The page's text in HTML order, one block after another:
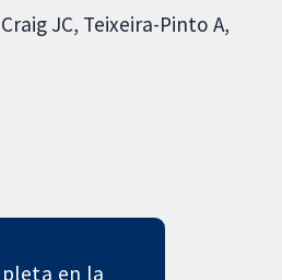
Craig JC Teixeira-Pinto A
en la